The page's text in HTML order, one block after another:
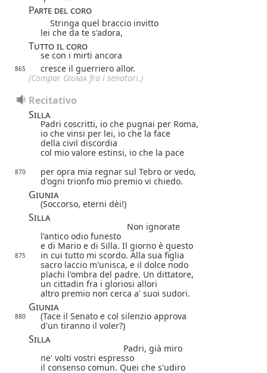
Parte del coro
Stringa quel braccio invitto
lei che da te s'adora,
Tutto il coro
se con i mirti ancora
865
cresce il guerriero allor.
(Compar Giunia fra i senatori.)
Recitativo
Silla
Padri coscritti, io che pugnai per Roma,
io che vinsi per lei, io che la face
della civil discordia
col mio valore estinsi, io che la pace
870
per opra mia regnar sul Tebro or vedo,
d'ogni trionfo mio premio vi chiedo.
Giunia
(Soccorso, eterni dèi!)
Silla
Non ignorate
l'antico odio funesto
e di Mario e di Silla. Il giorno è questo
875
in cui tutto mi scordo. Alla sua figlia
sacro laccio m'unisca, e il dolce nodo
plachi l'ombra del padre. Un dittatore,
un cittadin fra i gloriosi allori
altro premio non cerca a' suoi sudori.
Giunia
880
(Tace il Senato e col silenzio approva
d'un tiranno il voler?)
Silla
Padri, già miro
ne' volti vostri espresso
il consenso comun. Quei che s'udiro